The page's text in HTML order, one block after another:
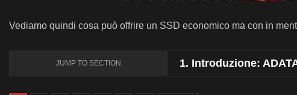
Vediamo quindi cosa può offrire un SSD economico ma con in
JUMP TO SECTION 1. Introduzione: